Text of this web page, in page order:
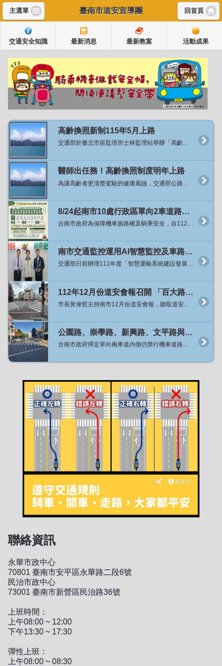
主選單 回首頁
臺南市道安宣導團
交通安全知識 最新消息 最新教案 活動成果
高齡換照新制115年5月上路
交通部於臺北市區監理所士林監理站舉辦「高齡換照新制代言人暨宣導影片發布記者會」，正式宣布將於115年5月起實施高齡換照新制，並邀請資深藝人沈文程先生擔任政策代言人，以親切溫暖的形象向社會傳遞一個重要訊息：「換照不是限制，而是安心的開始」。 交通部陳世凱部長於致詞時表示，臺灣正邁入超高齡社會，越來越多長輩持續開車、參與社會，因此「保障高齡駕駛安全」既是挑戰也是責任。這次換照新制並非剝奪權利，而是透過醫學評估、教育課程與貼心配套，讓長者能夠更長久、更安心地開車或騎車，同時讓家人們也放心。 為了讓社會各界更了解新制的推動背景及醫學依據，交通部在今年在6-8月間，積極走入民間，在全國20縣市，共計22處的廟口辦理「換照保平安」宣講，累積超過3千位長者們了解這項政策。接下來自11月中旬起，於全國辦理7場「高齡換照講座—醫師出任務」系列活動，邀請凱旋醫院黃敏偉副院長、台中榮總精神部侯伯勳主任等專業醫師，地點包括臺中、南投、新竹市、屏東、高雄及彰化等地。講座將以醫學角度說明高齡者身體機能退化對駕駛安全的影響、慢性病與藥物交互作用的潛在風險，並由監理人員現場解說115年新制內容，協助長者瞭解換照流程與注意事項。 陳世凱部長表示，根據交通部統計處與公路局的民調顯示有超過八成民眾支持高齡交通安全政策的這項作法，代表的不是限制，而是關心及愛。強調保障長輩的行動權益，是我們的優先目標與方向，「這項政策的推動，不是要取代長輩的選擇，而是提供更安心的選擇」。 本次新制推動的目的在於關懷高齡駕駛安全，而非限制長者開車權利。依新制規定：滿70歲長者，須通過體檢並完成安全教育課程後，即可換發駕照，有效期限至75歲；滿75歲長者，維持3年換照制度，除須通過體檢及安全教育課程外，並須通過認知功能測驗，方可換發有效3年的駕照。 陳部長提到，七十歲換照政策，從明年五月開始會有兩年緩衝期，超過七十歲的長者們，來到監理所站會提供換照服務，換照過程絕對不是禁止，也沒有考試，但有兩件很重要事情，第一個要讓醫生確定身體狀況，也就是要經過體檢部分，體格檢查是確認我們的硬體是沒有問題的；第二件事是提供免費交通安全教育課程的服務，提供這服務原因是大部分民眾考照年齡，大概是20歲左右，到了70歲時，已經過了50年，交通法規其實也已不一樣，甚至路上標誌、標線也都不太一樣，所以希望交通觀念也要更新。經過體檢代表硬體確認；上過教育課程跟危險感知體驗則表示軟體更新，才讓長者開車上路。 此外，為鼓勵長者依自身狀況主動調整交通方式並兼顧移動需求，交通部自115年1月起推出「主動繳回駕照高齡者TPASS乘車回饋措施」。凡70歲以上主動繳回駕照者，公路局將提供TPASS電子錢包乘車支出每月50%回饋金，每月上限1,500元，每人可申請一次，補助期間2年。該措施涵蓋公共運輸及計程車支出，協助長者有充分時間適應交通工具轉換並培養公共運輸使用習慣。 交通部也指出，為配合高齡換照政策推動，特別與代言人沈文程合作，於公園、登山步道入口等長者常活動地點辦理快閃宣導，傳達「沒有禁止長輩開車、而是多一份安全關懷」的理念，讓每位長輩都能安心開車、開得更久也更安全。 交通部進一步說明，未來也將持續透過「公共運輸發展計畫」協助地方政府強化路網與改善偏鄉交通，打造一個高齡者能自在移動、安心出行的交通環境。讓這項制度，不只是換照規定，更是一份對高齡者的敬重與支持。 交通部強調，高齡換照新制以「分級關懷、協助安全駕駛」為核心，兼顧長者安全與行動自由。期盼透過制度與宣導並行，打造更安全、友善的高齡交通環境。 新聞連結：https://168.motc.gov.tw/theme/news/post/2511121421285
醫師出任務！高齡換照制度明年上路
8/24起南市10處行政區單向2車道路段開放機車行駛內側車道及不強制二段式左轉
台南市政府為保障機車族路權及騎乘安全，自112年10月起針對單向2車道路型內側仍禁行機車道路展開專案檢討，迄今已將16條路段原有禁行機慢車標字刨除並移除兩段式左轉牌面，讓機車可以騎乘內側車道並依需求選擇左轉方式，經分析開放路段的交通事故並未明顯增加，且用路人普遍反映良好，為利道路行車管制的一致性及用路人易於辨識，針對目前已開放的10處行政區(原六區加永康區、仁德區、歸仁區與關廟區)內所有單向兩車道路段，自8月24日起將一次性全面開放，同時也保留原機車二段式左轉待轉區。 交通局局長王銘德指出，從去年10月起逐步推動開放單向2車道機車行駛內側車道及取消強制機車二段式左轉的試辦計畫，已實施的16條路段總長32.4公里共計384個路口，因開放路段長度與路口已達一定數量，各種路段型態、路口管制方式、特殊路口等均已有涵蓋，且經過相關成效評估，整體而言單向2車道路型內側車道開放機車騎乘、路口直接左轉並未明顯增加道路行車風險。 局長王銘德表示，市長黃偉哲在道安會報指示該專案檢討如評估無增加交通安全疑慮時應加速、擴大來做開放，交通局檢討已開放的10處行政區目前剩36條道路尚未開放，將自8月24日起全面開放，交通局將提前兩周派工移除36條路段上的強制機車兩段式左轉標誌，並增設相關指示牌面，從24日凌晨開始機車即可行駛上述道路內側車道，並於路口選擇於內側車道直接左轉或於外側車道進行二段式左轉，禁行機慢車標字預計113年底前完成刨除，標字未完全刨除前警察局亦將配合在開放路段不舉發違規行駛禁行機慢車道。 局長王銘德表示，檢討本市其它行政區尚有15區共27條路段仍屬單向2車道路型且內側禁行機車、管制路口應二段式左轉，考量路段分散且交通特性(如整體車流量、運具使用年齡等)與都會區略有差異，將再持續與地方溝通後續推動辦理方式。 交通管制科科長方川和表示，上述10行政區內除市府主管道路外尚有公路局及工業園區權管道路，永康區台20線的中山南、北路公路局新化工務段刻正辦理路面更新及標線重繪，將併入本次36條路段內同步於8月24日起開放，另工業園區道路權管單位原則上同意配合市府政策，惟涉及工程經費等因素無法配合於8月24日同步開放，交通局將再與各路權單位溝通後續推動時程，因此交通局特別提醒用路人行經台南產業園區(科工區)、新吉工業區、永康科技工業園區、安平工業區等4處園區內道路仍應遵循道路上實際交通設施之管制方式來騎乘與左轉彎。 各工業園區權管道路範圍內屬單向2車道路段： 台南產業園區(科工區)：科技五路、工業二路、工業五路、工業六路。 新吉工業區：新吉一路、新吉二路、新吉三路、新吉五路、新吉六路、安新一路、安新二路、安新三路、安新五路、安新六路。 永康科技工業園區：永科環路、永科東路、永科五路。 安平工業區：新平路、新樂路、新信路。
南市交通監控運用AI智慧監控及車路聯網應用系統成果獲肯定 榮獲「智慧運輸系統建設發展計畫」評鑑佳作及2023雲端物聯網創新獎「優良應用獎」雙獎
交通部日前辦理111年度「智慧運輸系統建設發展計畫」評鑑，市府交通局辦理「111年度AI影像辨識之智慧交通管理系統」獲頒評鑑佳作；又台灣雲端物聯網產業協會之2023雲端物聯網創新獎，交通局辦理「臺南市緊急車輛優先號誌計畫」亦獲得「優良應用獎」之肯定。今（2）日在市政會議上由局長王銘德獻雙獎，市長黃偉哲讚揚交通局團隊創新傑出的表現，勉勵交通局持續運用智慧科技管理交通政策，以打造舒適的交通環境。 市長黃偉哲表示，為提供市民出行的便利，降低因道路壅塞帶來的不適，並提升緊急救護的效率，交通局在112年於安定交流道周邊市道178線、大灣交流道周邊小東路與復興路路段施行AI智慧車流辨識及號誌管理策略，完成智慧動態號誌系統建置；並於成大醫院至奇美醫院間路段、安南醫院周邊建置緊急車輛優先號誌，讓救護車優先安全通過路口。交通局積極以創新智慧科技來管理交通問題，期藉由科技方法改善道路壅塞問題，提升道路服務水準，增進救援效率。 交通局局長王銘德表示，為提升本市交通智慧管理效率，交通局導入AI影像辨識技術應用於交通管理，透過設置智慧動態號誌系統，即時判讀壅塞路段與方向，自動調整交通號誌時制，112年度於安定、大灣交流道周邊建置後，平均可節省用路人5%~9%的旅行時間；交通局更建置了國內最大的車輛優先號誌系統，建置了31處緊急車輛優先號誌路口，透過路口及車上設備間感應觸發，讓路口號誌得以變換燈號以利緊急救護車輛通行，平均救護車每趟次旅行時間可減少40秒，有效提升黃金救援時間。 交通局表示，透過「AI影像辨識智慧交通管理系統」之智慧化交通管理策略將可改善壅塞問題，並提升道路使用效率與安全性，113年度將規劃於永康、仁德交流道周邊進行智慧號誌建置計畫，未來也將持續把AI車流辨識和智慧動態號誌推廣到其他適合實施路段，以創造一個智慧、便捷、綠能的宜居城市。
112年12月份道安會報召開 「百大路口安全行動」工程達標 黃市長期勉道安團隊再接再厲
公園路、崇學路、新興路、文平路與安和路試辦內側取消禁行機車與不強制兩段式左轉
台南市政府擇定單向兩車道內側仍禁行機車道路，試辦不強制機車二段左轉績效良好，將再擴大試辦路段，於30日起在公園路、崇學路、新興路、文平路、安和路擴大實施試辦取消內側車道禁行機車、及不強制機車二段左轉，交通局呼籲用路人提高防禦駕駛觀念，確保行車安全。 交通局局長王銘德表示，市長黃偉哲相當重視交通平權相關相關議題，指示應定期追蹤試辦不強制機車二段式左轉成效，如成效良好即應擴大試辦路段與範圍，逐步改善機車合理道路行駛環境。 局長王銘德指出，首先試辦中正路、府前路取消內側車道禁行機車、及不強制機車二段式左轉，依據首月事故數據分析結果，發現交通肇事死傷事故件數計29件，與去年同期40件比較減少27%、與去年每月平均39.1件比較減少25.8%。其中機車涉入的事故件數計28件，與去年同期36件比較減少22%、與去年每月平均35.6件比較減少21.3%。另外肇事原因涉及機車直接左轉的事故件數為2件，肇事原因則都是因為機車在最外側車道直接左轉(俗稱鬼切)。 交通局表示，為擴大蒐集不同行政區試辦數據及兼顧標線調整施工能量，擬分批逐步擴大試辦，其中，日前已將永康區大灣路、富強路一段納入試辦路段，12月30日起將再針對北區、東區、南區、安平區及安南區單向兩車道路段各擇1條。新增試辦路段將包括北區公園路(湯德章公園-公園路1092巷)、東區崇學路(東門路-崇明路)、南區新興路(新興路533巷-新興東路)、安平區文平路(慶平路-健康路)及安南區安和路四、五段(安和路四段538巷-北安路口)，道路總長度達8.2公里共計113處路口，其中號誌化路口數60處、非號誌化路口數53處。試辦措施亦為取消內側車道禁行機車及路口不強制兩段左轉，並同時保留原兩段式左轉待轉區，以供習慣兩段式左轉的駕駛人繼續使用。 試辦期預計自112年12月30日(六)起，交通局將提前3日先派工移除上述路口強制機車兩段式左轉標誌及增設相關指示牌面，該日凌晨起機車即可行駛於上述道路內側車道，並於路口可選擇於內側車道直接左轉或於外側車道進行兩段式左轉。另因陸續刨除路面上超過240組禁行機慢車標字約需2個月工期，故於試辦期開始至路面標字完全刨除前，警察局亦將配合於前述試辦路段不舉發違規行駛禁行機慢車道。 本次試辦路段基本資料如下：北區公園路為標線分隔路型，沿線長度3.2公里共43處路口，其中21處號誌化路口、22處非號誌化路口；東區崇學路為標線分隔路型，沿線長度0.95公里共20處路口，其中8處號誌化路口、12處非號誌化路口；南區新興路為標線分隔路型，沿線長度1.3公里共21處路口，其中9處號誌化路口、12處非號誌化路口；安平區文平路為中央分隔島路型，沿線長度1.6公里共18處路口，其中13處號誌化路口、5處非號誌化路口；安南區安和路四、五段為標線分隔路型，沿線長度1.15公里共11處路口，其中9處號誌化路口、2處非號誌化路口。 另南區新興路在中華西路至新興路533巷間為單向3車道最內側車道禁行機車路型，暫不在這次開放路段範圍內，為了避免銜接路段機車誤駛至最內側禁行機車車道，交通局將研議重新調整車道配置新增附加式左轉專用車道，俟路型調整後再開放機車行駛內側車道及利用左轉車道及左轉時相左轉，以提升機車左轉安全性。車道標線尚未完成調整前，請機車駕駛人注意變換車道勿違規駛入禁行機車車道。 交通局提醒用路人，試辦期間逐步開放路段請汽、機車駕駛人應特別注意用路行為的改變，內側車道汽車切勿有逼車等影響機車駕駛人行車安全之行為；機車則在變換車道前應提早使用方向燈並注意後方來車，選擇要在路口直接左轉的騎士應提前變換到內側車道再左轉，選擇維持兩段式左轉的騎士仍可行駛於外側車道進入待轉區待轉。交通局於試辦期間也將密切監控各路段車流狀況，並持續定期分析試辦路段總事故與機車事故變化、路口左轉事故變化等指標，以作為後續推動之參考依據。市府道安團隊亦將持續加強宣導左轉時安全駕駛行為，俾利駕駛人了解正確用路觀念。
聯絡資訊
永華市政中心
70801 臺南市安平區永華路二段6號
民治市政中心
73001 臺南市新營區民治路36號
上班時間：
上午08:00 ~ 12:00
下午13:30 ~ 17:30
彈性上班：
上午08:00 ~ 08:30